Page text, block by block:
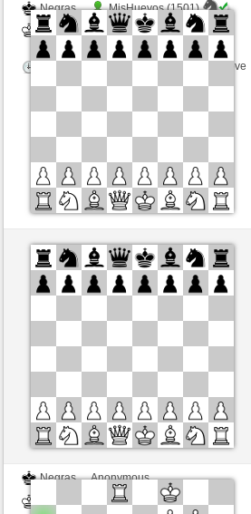
Negras
MisHuevos (1501)
Blancas
Hinkelstein (1309)
Tiempo: 5 minutes/side + 8 seconds/move
Negras
Baumrom (1458)
Blancas
Hinkelstein (1309)
Negras
Anonymous
Hinkelstein (1309)